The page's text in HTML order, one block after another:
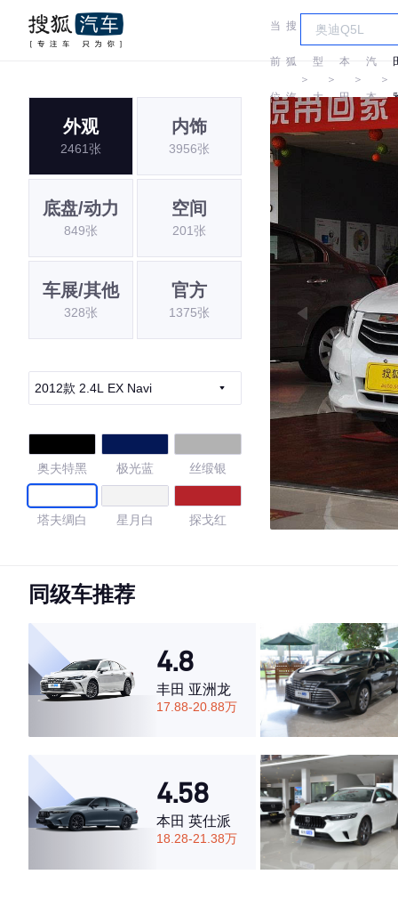
当
前
位
置:
搜
狐
汽
车
＞
车
型
大
全
＞
本
田
＞
汽
本
田
＞
外观
2461张
内饰
3956张
底盘/动力
849张
空间
201张
车展/其他
328张
官方
1375张
2012款 2.4L EX Navi
奥夫特黑 极光蓝 丝缎银
塔夫绸白 星月白 探戈红
4.54
·外观表现一般，低于74%同级车
·内饰表现一般，低于74%同级车
·空间表现较为优秀，优于73%同级车
同级车推荐
4.8
丰田 亚洲龙
17.88-20.88万
4.58
本田 英仕派
18.28-21.38万